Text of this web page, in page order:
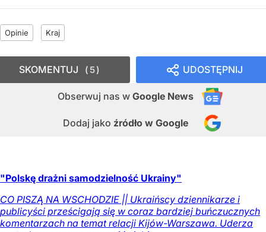
Opinie Kraj
UDOSTĘPNIJ
Obserwuj nas w Google News
Dodaj jako źródło w Google
SKOMENTUJ 5
"Polskę drażni samodzielność Ukrainy"
CO PISZĄ NA WSCHODZIE || Ukraińscy dziennikarze i
publicyści prześcigają się w coraz bardziej buńczucznych
komentarzach na temat relacji Kijów-Warszawa. Uderza